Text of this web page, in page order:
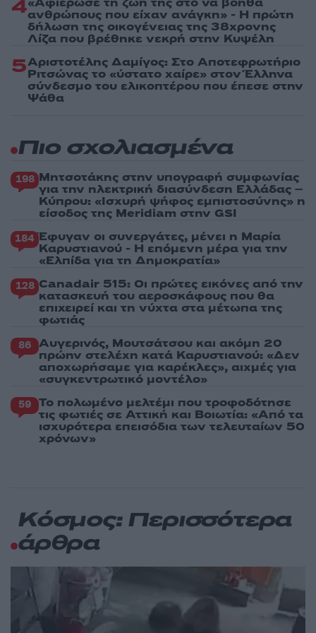
4ανθρώπους που είχαν ανάγκη» - Η πρώτη
δήλωση της οικογένειας της 38χρονης
Λίζα που βρέθηκε νεκρή στην Κυψέλη
5Αριστοτέλης Δαμίγος: Στο Αποτεφρωτήριο
Ριτσώνας το «ύστατο χαίρε» στον Έλληνα
σύνδεσμο του ελικοπτέρου που έπεσε στην
Ψάθα
Πιο σχολιασμένα
198 Μητσοτάκης στην υπογραφή συμφωνίας
για την ηλεκτρική διασύνδεση Ελλάδας –
Κύπρου: «Ισχυρή ψήφος εμπιστοσύνης» η
είσοδος της Meridiam στην GSI
184 Έφυγαν οι συνεργάτες, μένει η Μαρία
Καρυστιανού - Η επόμενη μέρα για την
«Ελπίδα για τη Δημοκρατία»
128 Canadair 515: Οι πρώτες εικόνες από την
κατασκευή του αεροσκάφους που θα
επιχειρεί και τη νύχτα στα μέτωπα της
φωτιάς
86 Αυγερινός, Μουτσάτσου και ακόμη 20
πρώην στελέχη κατά Καρυστιανού: «Δεν
αποχωρήσαμε για καρέκλες», αιχμές για
«συγκεντρωτικό μοντέλο»
59 Το πολωμένο μελτέμι που τροφοδότησε
τις φωτιές σε Αττική και Βοιωτία: «Από τα
ισχυρότερα επεισόδια των τελευταίων 50
χρόνων»
Κόσμος: Περισσότερα
άρθρα